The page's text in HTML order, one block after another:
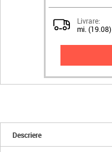
Livrare:
mi. (19.08)
Descriere